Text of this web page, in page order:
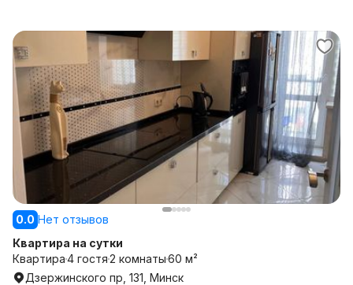
0.0 Нет отзывов
Квартира на сутки
Квартира4 гостя2 комнаты60 м²
Дзержинского пр, 131, Минск